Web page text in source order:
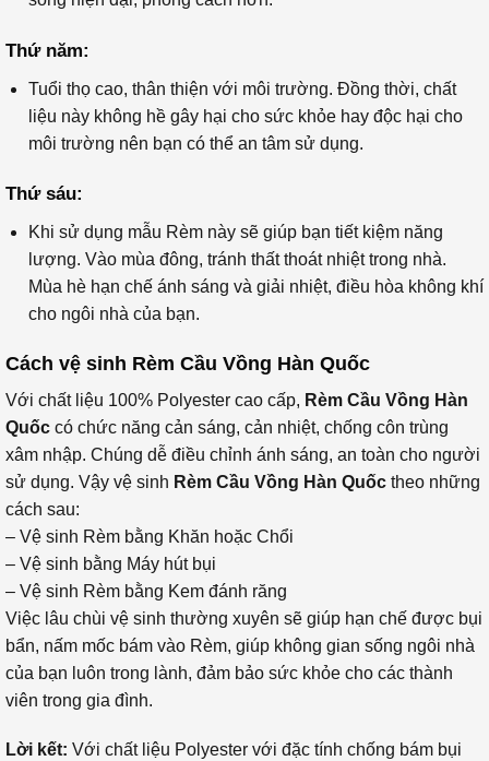
Thứ năm:
Tuổi thọ cao, thân thiện với môi trường. Đồng thời, chất
liệu này không hề gây hại cho sức khỏe hay độc hại cho
môi trường nên bạn có thể an tâm sử dụng.
Thứ sáu:
Khi sử dụng mẫu Rèm này sẽ giúp bạn tiết kiệm năng
lượng. Vào mùa đông, tránh thất thoát nhiệt trong nhà.
Mùa hè hạn chế ánh sáng và giải nhiệt, điều hòa không khí
cho ngôi nhà của bạn.
Cách vệ sinh Rèm Cầu Vồng Hàn Quốc
Với chất liệu 100% Polyester cao cấp, Rèm Cầu Vồng Hàn
Quốc có chức năng cản sáng, cản nhiệt, chống côn trùng
xâm nhập. Chúng dễ điều chỉnh ánh sáng, an toàn cho người
sử dụng. Vậy vệ sinh Rèm Cầu Vồng Hàn Quốc theo những
cách sau:
– Vệ sinh Rèm bằng Khăn hoặc Chổi
– Vệ sinh bằng Máy hút bụi
– Vệ sinh Rèm bằng Kem đánh răng
Việc lâu chùi vệ sinh thường xuyên sẽ giúp hạn chế được bụi
bẩn, nấm mốc bám vào Rèm, giúp không gian sống ngôi nhà
của bạn luôn trong lành, đảm bảo sức khỏe cho các thành
viên trong gia đình.
Lời kết: Với chất liệu Polyester với đặc tính chống bám bụi